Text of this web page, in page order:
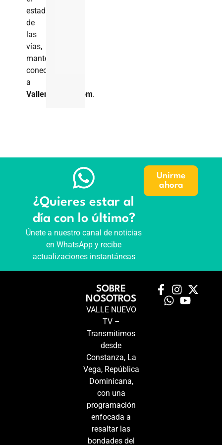
estado
de
las
vías,
manténgase
conectado
a
VallenuevoTV.com.
¿Quieres estar al
día con lo último?
Únete a nuestro canal de noticias
en WhatsApp y recibe
actualizaciones instantáneas
Unirme
ahora
SOBRE
NOSOTROS
VALLE NUEVO
TV –
Transmitimos
desde
Constanza, La
Vega, República
Dominicana,
con una
programación
enfocada a
resaltar las
bondades del